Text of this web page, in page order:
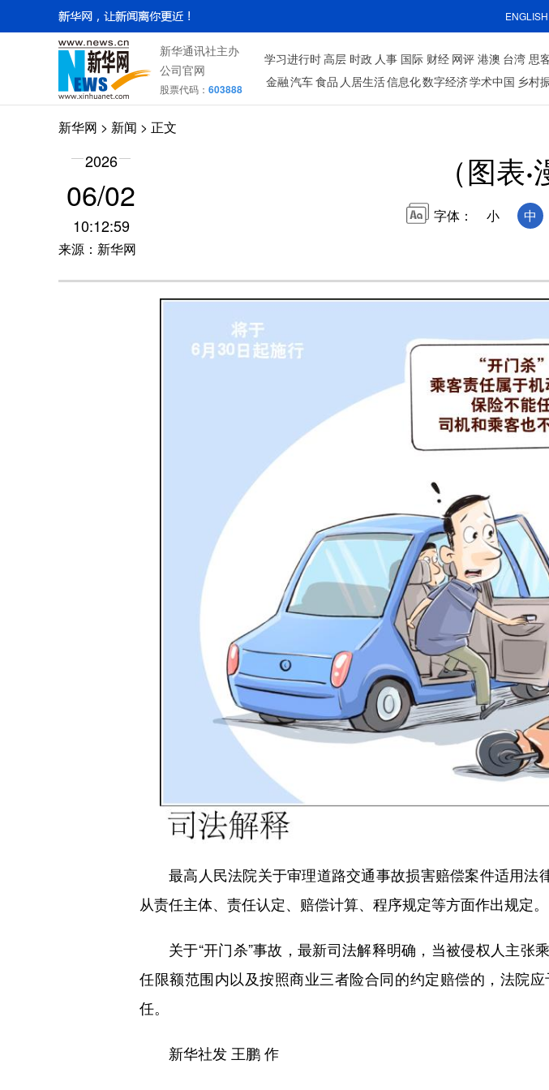
ENGLISH
新华通讯社主办
公司官网
股票代码： 603888
学习进行时高层 时政 人事 国际 财经 网评 港澳 台湾 思
金融汽车食品 人居生活信息化数字经济学术中国 乡村
新华网 > 新闻 > 正文
2026
06/02
10:12:59
来源：新华网
（图表
字体： 小 中
最高人民法院关于审理道路交通事故损害赔偿案件适用法
从责任主体、责任认定、赔偿计算、程序规定等方面作出规定。
关于“开门杀”事故，最新司法解释明确，当被侵权人主
任限额范围内以及按照商业三者险合同的约定赔偿的，法院
任。
新华社发 王鹏 作